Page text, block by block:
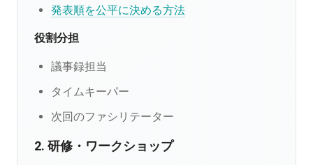
発表順を公平に決める方法
役割分担
議事録担当
タイムキーパー
次回のファシリテーター
2. 研修・ワークショップ